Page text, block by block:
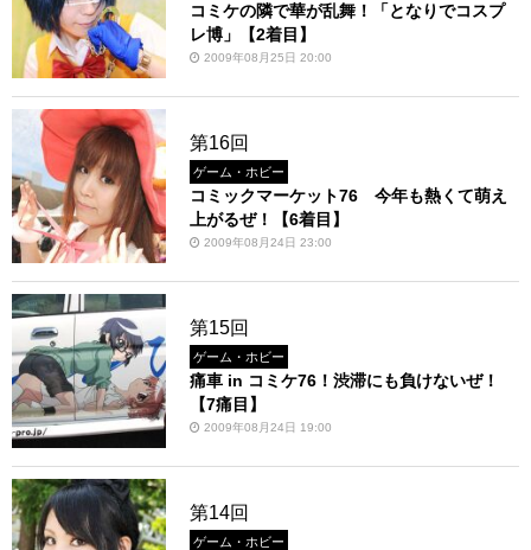
コミケの隣で華が乱舞！「となりでコスプ
レ博」【2着目】
2009年08月25日 20:00
第16回
ゲーム・ホビー
コミックマーケット76 今年も熱くて萌え
上がるぜ！【6着目】
2009年08月24日 23:00
第15回
ゲーム・ホビー
痛車 in コミケ76！渋滞にも負けないぜ！
【7痛目】
2009年08月24日 19:00
第14回
ゲーム・ホビー